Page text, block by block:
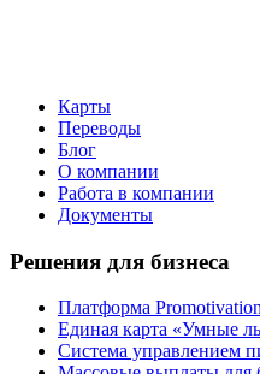
Карты
Переводы
Блог
О компании
Работа в компании
Документы
Решения для бизнеса
Платформа Promotivation
Единая карта «Умные
Система управлением